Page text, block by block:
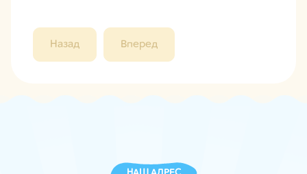
Назад Вперед